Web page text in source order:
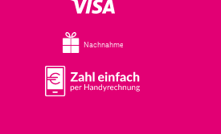
Nachnahme